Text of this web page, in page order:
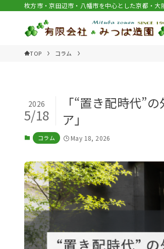
枚方市・京田辺市・八幡市を中心とした京都・
TOP コラム
「“置き配時代”
ア」
2026
5/18
コラム May 18, 2026